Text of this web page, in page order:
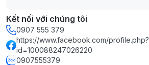
Kết nối với chúng tôi
0907 555 379
https://www.facebook.com/profile.php?
id=100088247026220
0907555379